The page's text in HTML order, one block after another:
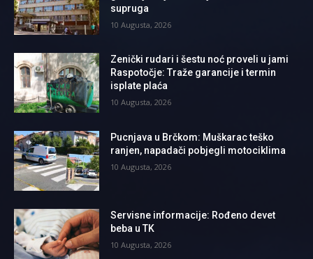
supruga
10 Augusta, 2026
Zenički rudari i šestu noć proveli u jami
Raspotočje: Traže garancije i termin
isplate plaća
10 Augusta, 2026
Pucnjava u Brčkom: Muškarac teško
ranjen, napadači pobjegli motociklima
10 Augusta, 2026
Servisne informacije: Rođeno devet
beba u TK
10 Augusta, 2026